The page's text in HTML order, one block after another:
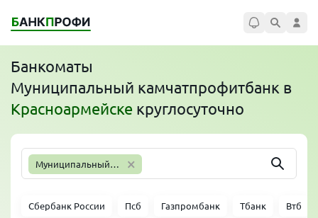
Банкоматы
Муниципальный камчатпрофитбанк в
Красноармейске круглосуточно
Муниципальный камчатпрофитбанк ×
Сбербанк России Псб Газпромбанк Тбанк Втб